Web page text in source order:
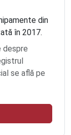
din
în 2017.
despre
se află pe